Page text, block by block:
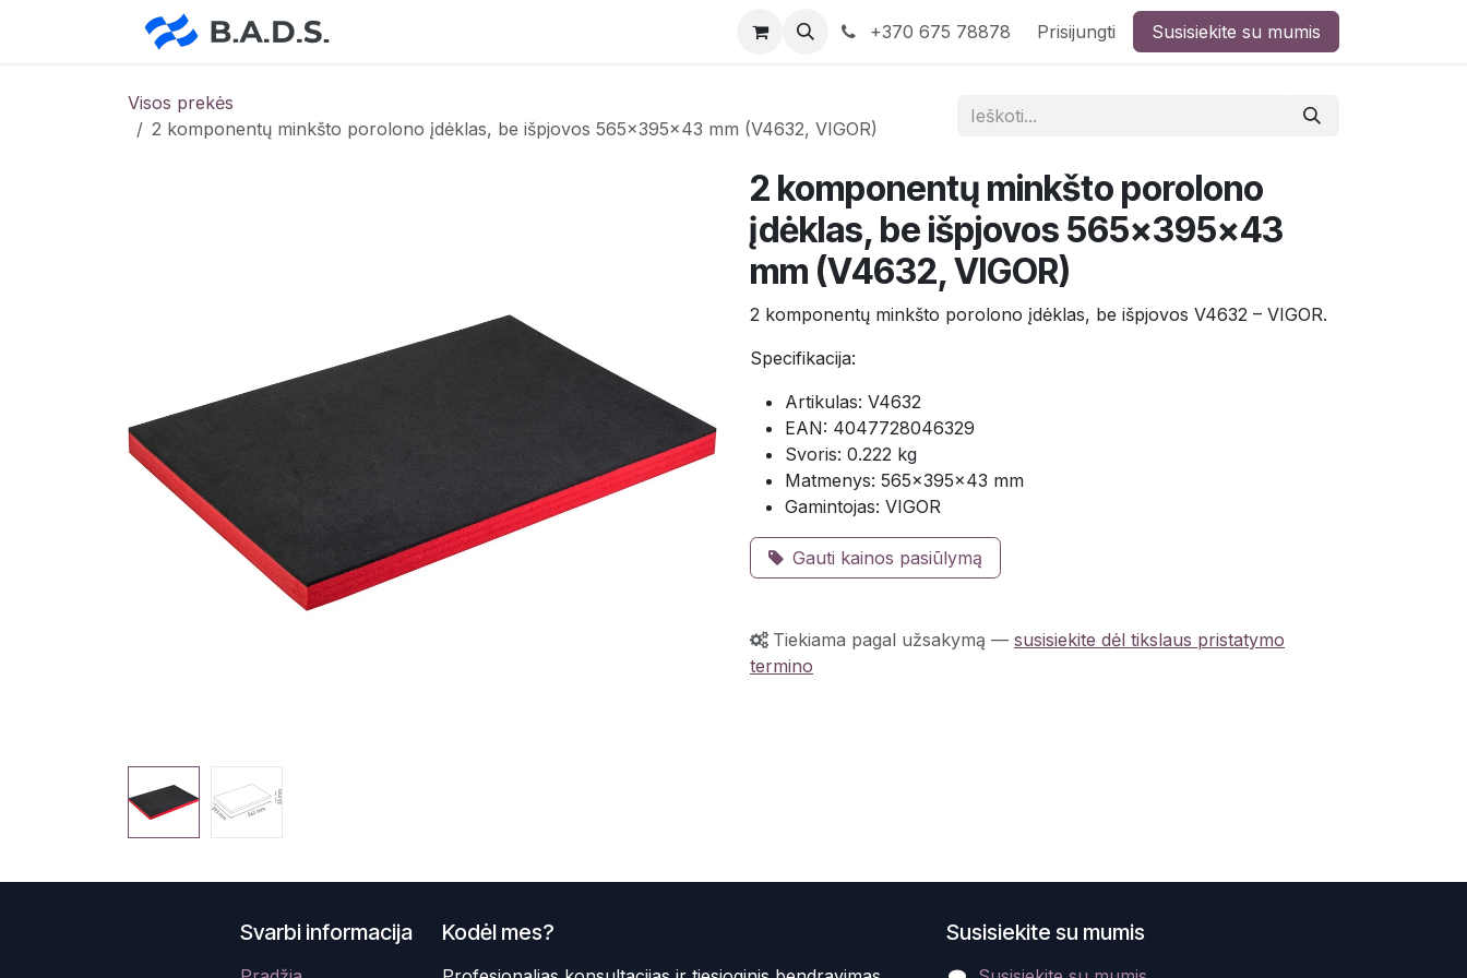
+370 675 78878 Prisijungti Susisiekite su mumis
Visos prekės
2 komponentų minkšto porolono įdėklas, be išpjovos 565×395×43 mm (V4632, VIGOR)
2 komponentų minkšto porolono
įdėklas, be išpjovos 565×395×43
mm (V4632, VIGOR)
2 komponentų minkšto porolono įdėklas, be išpjovos V4632 – VIGOR.
Specifikacija:
Artikulas: V4632
EAN: 4047728046329
Svoris: 0.222 kg
Matmenys: 565×395×43 mm
Gamintojas: VIGOR
Gauti kainos pasiūlymą
Tiekiama pagal užsakymą — susisiekite dėl tikslaus pristatymo
termino
Susisiekite su mumis
Kodėl mes?
Svarbi informacija